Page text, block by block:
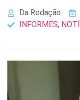
Da Redação
INFORMES,